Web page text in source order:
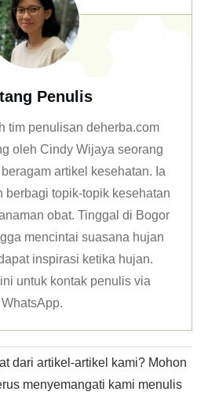
Penulis
tim penulisan deherba.com
oleh Cindy Wijaya seorang
artikel kesehatan. Ia
berbagi topik-topik kesehatan
obat. Tinggal di Bogor
mencintai suasana hujan
inspirasi ketika hujan.
untuk kontak penulis via
WhatsApp.
dari artikel-artikel kami? Mohon
menyemangati kami menulis